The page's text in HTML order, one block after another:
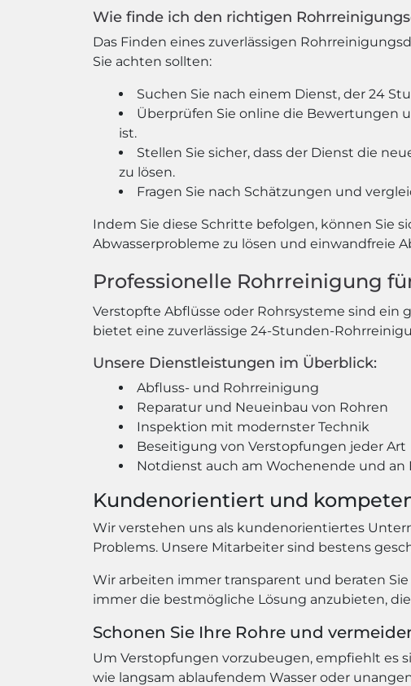
Wie finde ich den richtigen
Das Finden eines zuverlässigen
Sie achten sollten:
Suchen Sie nach einem Dienst, der 24
Überprüfen Sie online die Bewertungen
ist.
Stellen Sie sicher, dass der Dienst die
zu lösen.
Fragen Sie nach Schätzungen und
Indem Sie diese Schritte befolgen, können Sie
Abwasserprobleme zu lösen und einwandfreie
Professionelle Rohrreinigung
Verstopfte Abflüsse oder Rohrsysteme sind ein
bietet eine zuverlässige 24-Stunden-
Unsere Dienstleistungen im Überblick:
Abfluss- und Rohrreinigung
Reparatur und Neueinbau von Rohren
Inspektion mit modernster Technik
Beseitigung von Verstopfungen jeder Art
Notdienst auch am Wochenende und an
Kundenorientiert und
Wir verstehen uns als kundenorientiertes
Problems. Unsere Mitarbeiter sind bestens
Wir arbeiten immer transparent und beraten
immer die bestmögliche Lösung anzubieten,
Schonen Sie Ihre Rohre und
Um Verstopfungen vorzubeugen, empfiehlt es
wie langsam ablaufendem Wasser oder